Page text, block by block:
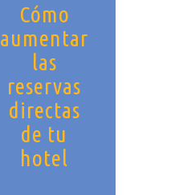
Cómo
aumentar
las
reservas
directas
de tu
hotel